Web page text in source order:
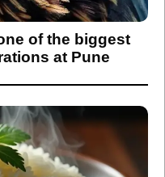
of the biggest
at Pune